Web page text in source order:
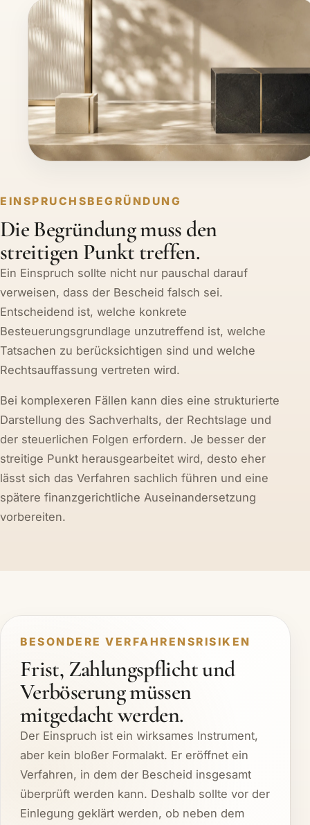
EINSPRUCHSBEGRÜNDUNG
Die Begründung muss den
streitigen Punkt treffen.
Ein Einspruch sollte nicht nur pauschal darauf
verweisen, dass der Bescheid falsch sei.
Entscheidend ist, welche konkrete
Besteuerungsgrundlage unzutreffend ist, welche
Tatsachen zu berücksichtigen sind und welche
Rechtsauffassung vertreten wird.
Bei komplexeren Fällen kann dies eine strukturierte
Darstellung des Sachverhalts, der Rechtslage und
der steuerlichen Folgen erfordern. Je besser der
streitige Punkt herausgearbeitet wird, desto eher
lässt sich das Verfahren sachlich führen und eine
spätere finanzgerichtliche Auseinandersetzung
vorbereiten.
BESONDERE VERFAHRENSRISIKEN
Frist, Zahlungspflicht und
Verböserung müssen
mitgedacht werden.
Der Einspruch ist ein wirksames Instrument,
aber kein bloßer Formalakt. Er eröffnet ein
Verfahren, in dem der Bescheid insgesamt
überprüft werden kann. Deshalb sollte vor der
Einlegung geklärt werden, ob neben dem